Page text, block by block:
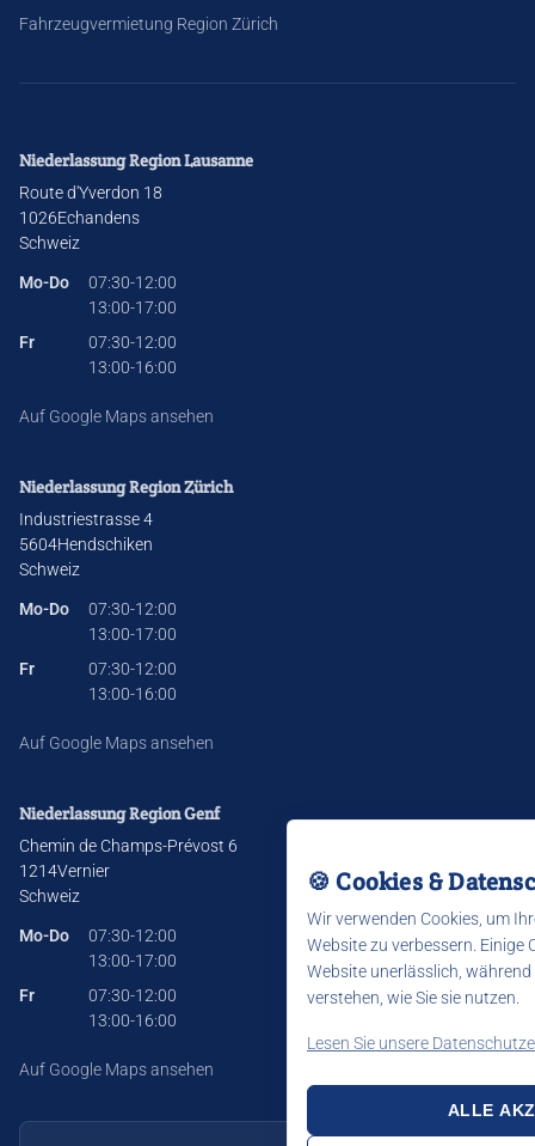
Fahrzeugvermietung Region Zürich
Niederlassung Region Lausanne
Route d'Yverdon 18
1026Echandens
Schweiz
Mo-Do
07:30-12:00
13:00-17:00
Fr
07:30-12:00
13:00-16:00
Auf Google Maps ansehen
Niederlassung Region Zürich
Industriestrasse 4
5604Hendschiken
Schweiz
Mo-Do
07:30-12:00
13:00-17:00
Fr
07:30-12:00
13:00-16:00
Auf Google Maps ansehen
Niederlassung Region Genf
Chemin de Champs-Prévost 6
1214Vernier
Schweiz
Mo-Do
07:30-12:00
13:00-17:00
Fr
07:30-12:00
13:00-16:00
Auf Google Maps ansehen
🍪 Cookies &
Wir verwenden Cookies, um
Website zu verbessern. Einige
Website unerlässlich,
verstehen, wie Sie sie nutzen.
Lesen Sie unsere
ALLE